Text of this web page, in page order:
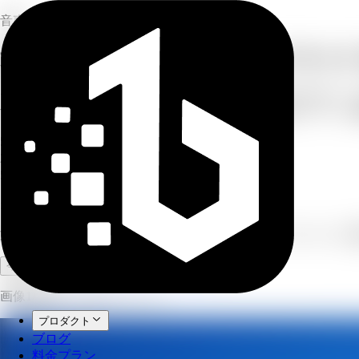
プロダクト
ブログ
料金プラン
音声
文書、リンク、トピックをポッドキャ
テキストを貼り付ける、文書を投入する、URLやYouTube
す。その後、異なる声で自然なポッドキャスト風のオーディ
5–30 min
目標の長さ
ポッドキャストホスト数
話し方スタイル数
オーディオ概要
文書、記事、トピックを2人のホストによるポッドキャストに
今すぐ試す フルワークスペースを開く
画像1枚あたり20クレジット。